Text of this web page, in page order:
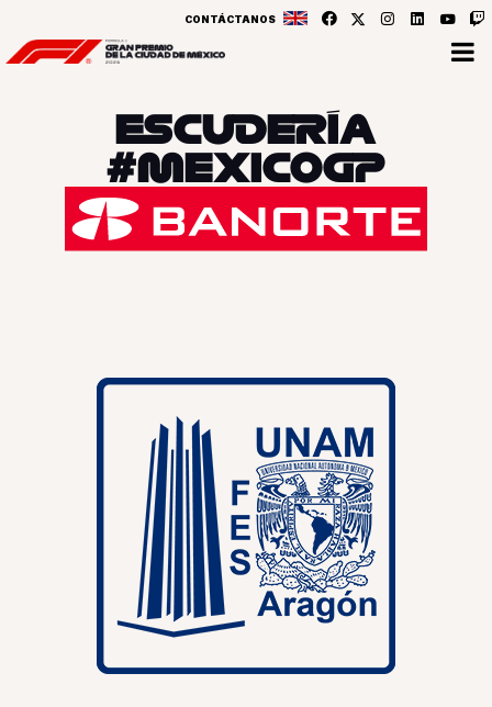
CONTÁCTANOS
ESCUDERÍA
#MEXICOGP